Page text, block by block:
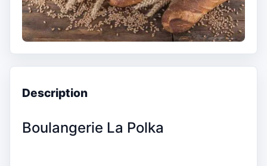
Description
Boulangerie La Polka